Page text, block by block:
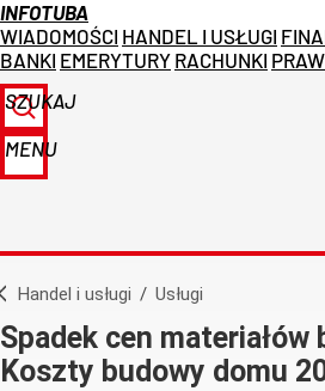
INFOTUBA
WIADOMOŚCI HANDEL I USŁUGI
BANKI EMERYTURY RACHUNKI
SZUKAJ
MENU
Handel i usługi / Usługi
Spadek cen materiałów
Koszty budowy domu